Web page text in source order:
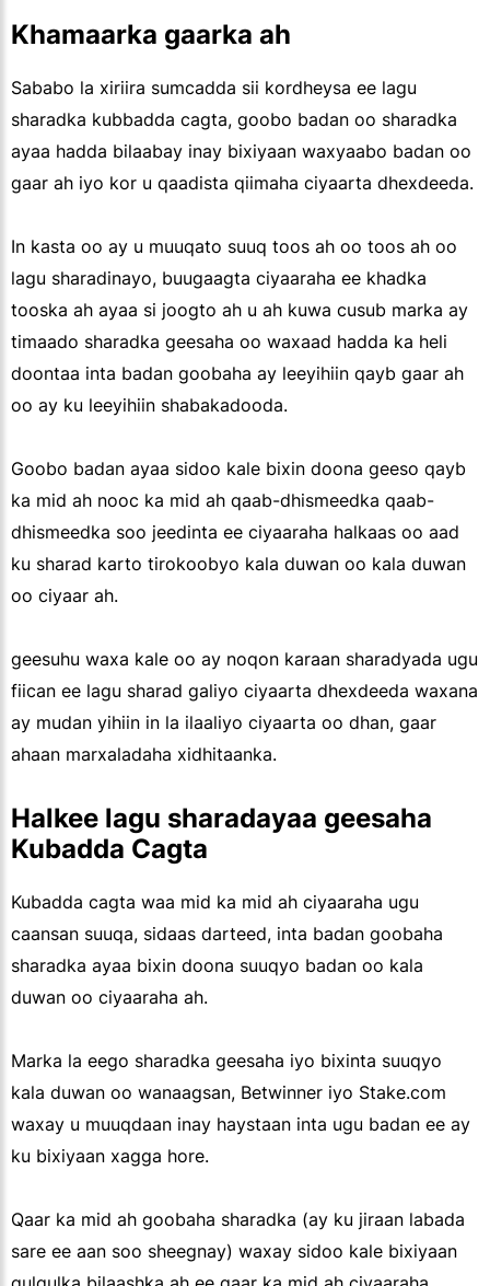
Khamaarka gaarka ah
Sababo la xiriira sumcadda sii kordheysa ee lagu
sharadka kubbadda cagta, goobo badan oo sharadka
ayaa hadda bilaabay inay bixiyaan waxyaabo badan oo
gaar ah iyo kor u qaadista qiimaha ciyaarta dhexdeeda.
In kasta oo ay u muuqato suuq toos ah oo toos ah oo
lagu sharadinayo, buugaagta ciyaaraha ee khadka
tooska ah ayaa si joogto ah u ah kuwa cusub marka ay
timaado sharadka geesaha oo waxaad hadda ka heli
doontaa inta badan goobaha ay leeyihiin qayb gaar ah
oo ay ku leeyihiin shabakadooda.
Goobo badan ayaa sidoo kale bixin doona geeso qayb
ka mid ah nooc ka mid ah qaab-dhismeedka qaab-
dhismeedka soo jeedinta ee ciyaaraha halkaas oo aad
ku sharad karto tirokoobyo kala duwan oo kala duwan
oo ciyaar ah.
geesuhu waxa kale oo ay noqon karaan sharadyada ugu
fiican ee lagu sharad galiyo ciyaarta dhexdeeda waxana
ay mudan yihiin in la ilaaliyo ciyaarta oo dhan, gaar
ahaan marxaladaha xidhitaanka.
Halkee lagu sharadayaa geesaha
Kubadda Cagta
Kubadda cagta waa mid ka mid ah ciyaaraha ugu
caansan suuqa, sidaas darteed, inta badan goobaha
sharadka ayaa bixin doona suuqyo badan oo kala
duwan oo ciyaaraha ah.
Marka la eego sharadka geesaha iyo bixinta suuqyo
kala duwan oo wanaagsan, Betwinner iyo Stake.com
waxay u muuqdaan inay haystaan inta ugu badan ee ay
ku bixiyaan xagga hore.
Qaar ka mid ah goobaha sharadka (ay ku jiraan labada
sare ee aan soo sheegnay) waxay sidoo kale bixiyaan